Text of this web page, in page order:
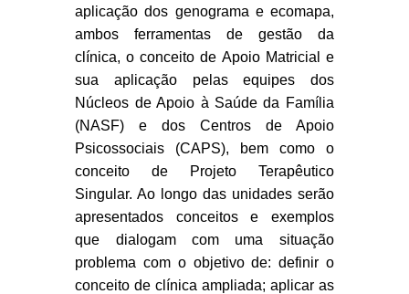
aplicação dos genograma e ecomapa,
ambos ferramentas de gestão da
clínica, o conceito de Apoio Matricial e
sua aplicação pelas equipes dos
Núcleos de Apoio à Saúde da Família
(NASF) e dos Centros de Apoio
Psicossociais (CAPS), bem como o
conceito de Projeto Terapêutico
Singular. Ao longo das unidades serão
apresentados conceitos e exemplos
que dialogam com uma situação
problema com o objetivo de: definir o
conceito de clínica ampliada; aplicar as